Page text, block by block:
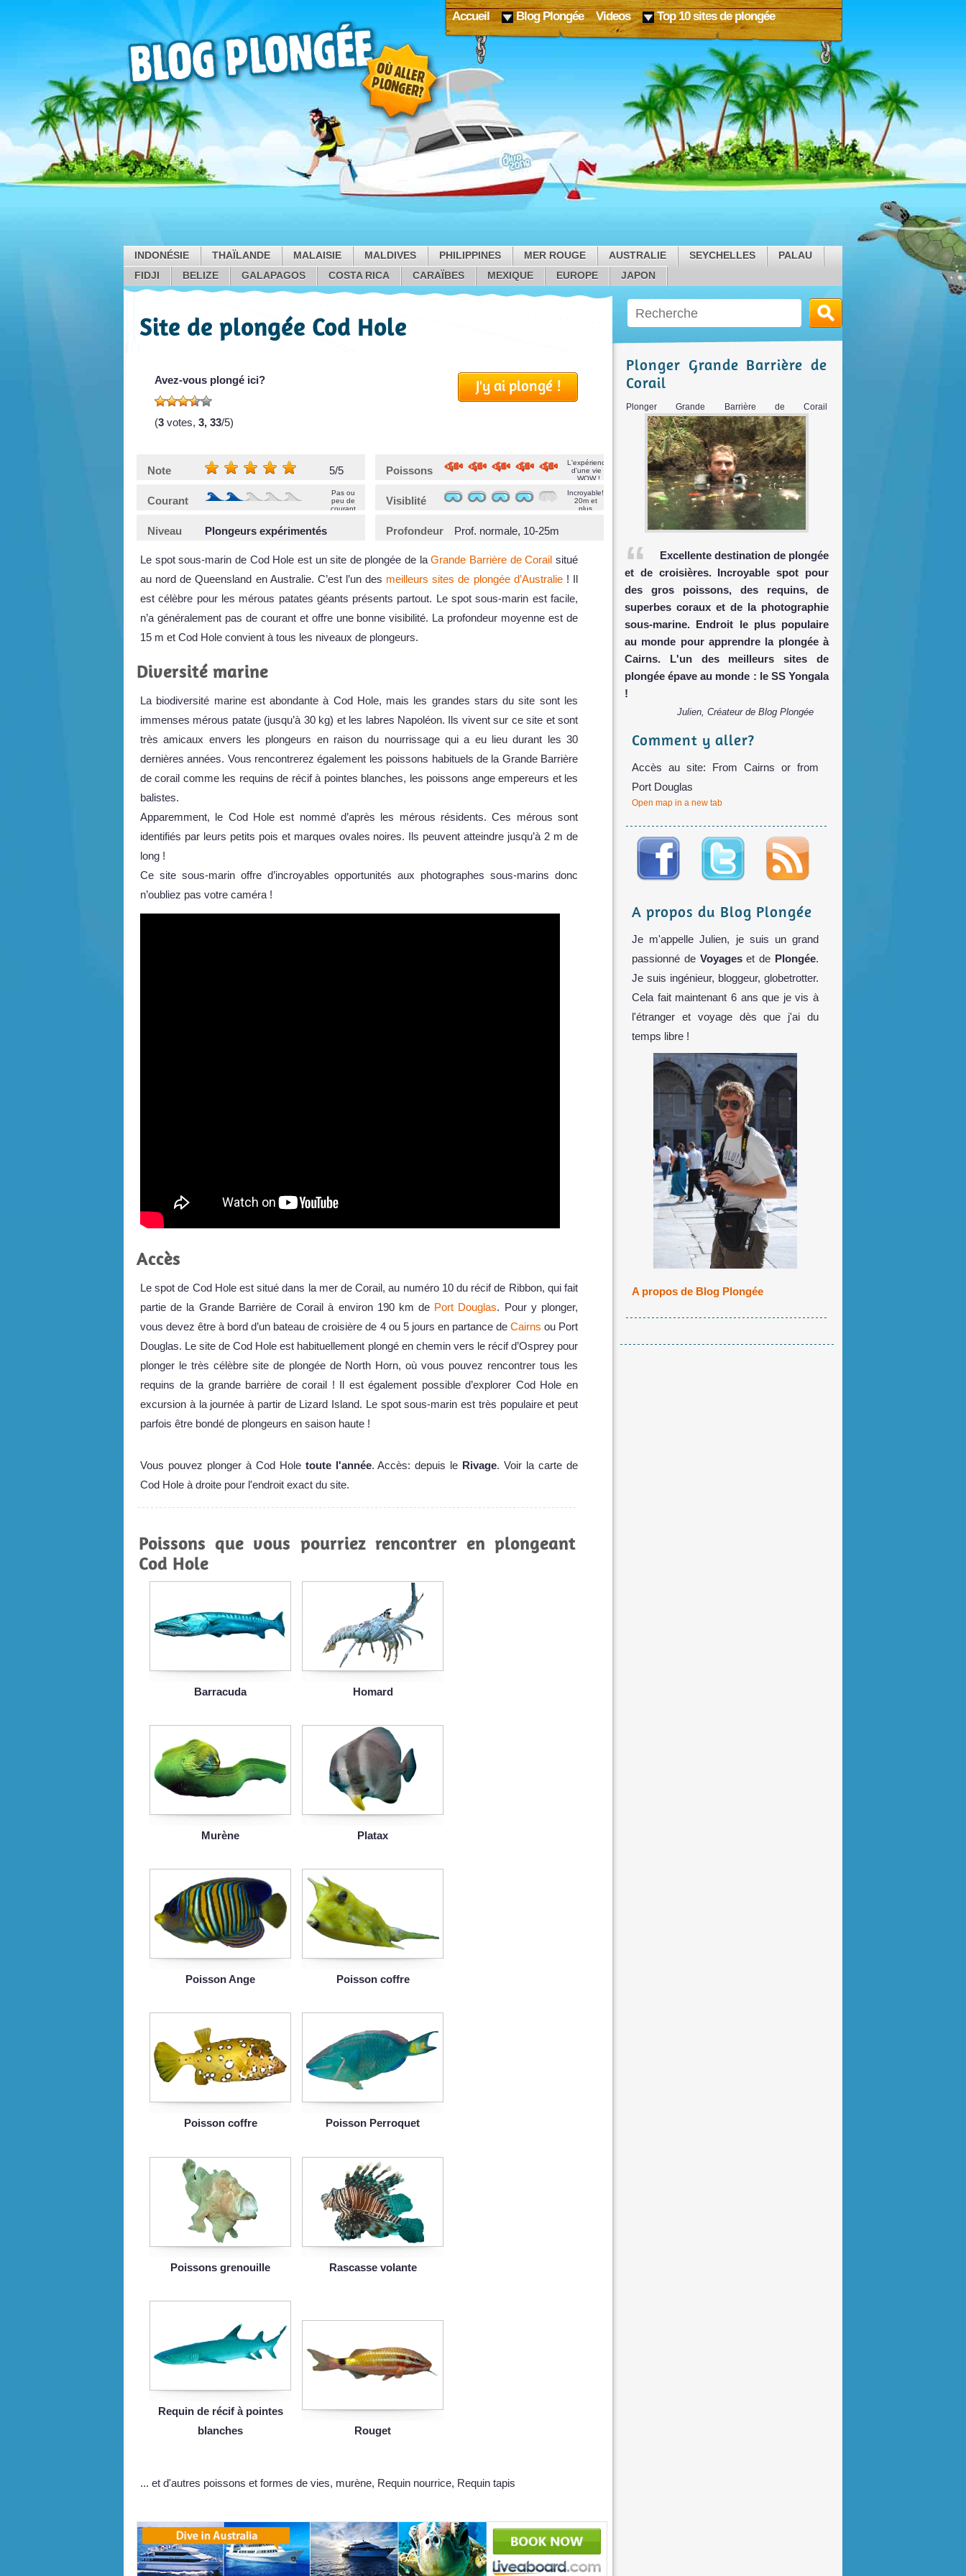
Accueil Blog Plongée Videos Top 10 sites de plongée
INDONÉSIE THAÏLANDE MALAISIE MALDIVES PHILIPPINES MER ROUGE AUSTRALIE SEYCHELLES
PALAU
FIDJI
BELIZE GALAPAGOS COSTA RICA CARAÏBES MEXIQUE EUROPE JAPON
Site de plongée Cod Hole
J'y ai plongé !
Avez-vous plongé ici?
(3 votes, 3, 33/5)
Note 5/5 Poissons
L'expérience
d'une vie !
WOW !
Courant
Pas ou
peu de
courant
Visiblité
Incroyable!
20m et
plus
Niveau Plongeurs expérimentés Profondeur Prof. normale, 10-25m
Le spot sous-marin de Cod Hole est un site de plongée de laGrande Barrière de Corailsitué
au nord de Queensland en Australie. C’est l’un des meilleurs sites de plongée d’Australie! Il
est célèbre pour les mérous patates géants présents partout. Le spot sous-marin est facile,
n’a généralement pas de courant et offre une bonne visibilité. La profondeur moyenne est de
15 m et Cod Hole convient à tous les niveaux de plongeurs.
Diversité marine
La biodiversité marine est abondante à Cod Hole, mais les grandes stars du site sont les
immenses mérous patate (jusqu’à 30 kg) et les labres Napoléon. Ils vivent sur ce site et sont
très amicaux envers les plongeurs en raison du nourrissage qui a eu lieu durant les 30
dernières années. Vous rencontrerez également les poissons habituels de la Grande Barrière
de corail comme les requins de récif à pointes blanches, les poissons ange empereurs et les
balistes.
Apparemment, le Cod Hole est nommé d’après les mérous résidents. Ces mérous sont
identifiés par leurs petits pois et marques ovales noires. Ils peuvent atteindre jusqu’à 2 m de
long !
Ce site sous-marin offre d’incroyables opportunités aux photographes sous-marins donc
n’oubliez pas votre caméra !
Accès
Le spot de Cod Hole est situé dans la mer de Corail, au numéro 10 du récif de Ribbon, qui fait
partie de la Grande Barrière de Corail à environ 190 km de Port Douglas. Pour y plonger,
vous devez être à bord d’un bateau de croisière de 4 ou 5 jours en partance de Cairns ou Port
Douglas. Le site de Cod Hole est habituellement plongé en chemin vers le récif d’Osprey pour
plonger le très célèbre site de plongée de North Horn, où vous pouvez rencontrer tous les
requins de la grande barrière de corail ! Il est également possible d’explorer Cod Hole en
excursion à la journée à partir de Lizard Island. Le spot sous-marin est très populaire et peut
parfois être bondé de plongeurs en saison haute !
Vous pouvez plonger à Cod Hole toute l'année. Accès: depuis le Rivage. Voir la carte de
Cod Hole à droite pour l'endroit exact du site.
Poissons que vous pourriez rencontrer en plongeant
Cod Hole
Barracuda Homard
Murène Platax
Poisson Ange Poisson coffre
Poisson coffre Poisson Perroquet
Poissons grenouille Rascasse volante
Requin de récif à pointes
blanches
Rouget
... et d'autres poissons et formes de vies, murène, Requin nourrice, Requin tapis
Plonger Grande Barrière de
Corail
Plonger Grande Barrière de Corail
Excellente destination de plongée
et de croisières. Incroyable spot pour
des gros poissons, des requins, de
superbes coraux et de la photographie
sous-marine. Endroit le plus populaire
au monde pour apprendre la plongée à
Cairns. L'un des meilleurs sites de
plongée épave au monde : le SS Yongala
!
Julien, Créateur de Blog Plongée
Comment y aller?
Accès au site: From Cairns or from
Port Douglas
Open map in a new tab
A propos du Blog Plongée
Je m'appelle Julien, je suis un grand
passionné de Voyageset de Plongée.
Je suis ingénieur, bloggeur, globetrotter.
Cela fait maintenant 6 ans que je vis à
l'étranger et voyage dès que j'ai du
temps libre !
A propos de Blog Plongée